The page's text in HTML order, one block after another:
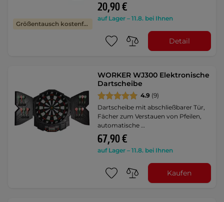
Größentausch kostenfrei
20,90 €
auf Lager – 11.8. bei Ihnen
Detail
WORKER WJ300 Elektronische
Dartscheibe
4.9 (9)
Dartscheibe mit abschließbarer Tür,
Fächer zum Verstauen von Pfeilen,
automatische …
67,90 €
auf Lager – 11.8. bei Ihnen
Kaufen